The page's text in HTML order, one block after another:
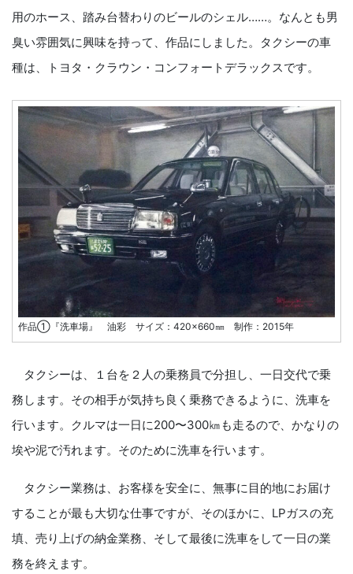
用のホース、踏み台替わりのビールのシェル……。なんとも男
臭い雰囲気に興味を持って、作品にしました。タクシーの車
種は、トヨタ・クラウン・コンフォートデラックスです。
作品①『洗車場』 油彩 サイズ：420×660㎜ 制作：2015年
タクシーは、１台を２人の乗務員で分担し、一日交代で乗
務します。その相手が気持ち良く乗務できるように、洗車を
行います。クルマは一日に200〜300㎞も走るので、かなりの
埃や泥で汚れます。そのために洗車を行います。
タクシー業務は、お客様を安全に、無事に目的地にお届け
することが最も大切な仕事ですが、そのほかに、LPガスの充
填、売り上げの納金業務、そして最後に洗車をして一日の業
務を終えます。